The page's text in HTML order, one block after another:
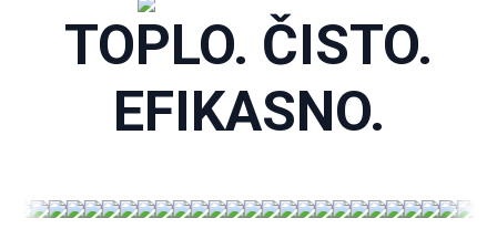
TOPLO. ČISTO.
EFIKASNO.